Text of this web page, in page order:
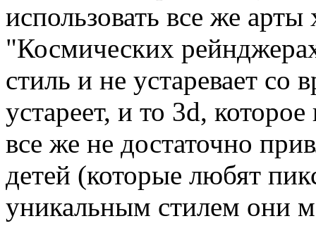
использовать все же
"Космических
стиль и не устаревает
устареет, и то 3d,
все же не достаточно
детей (которые любят
уникальным стилем они